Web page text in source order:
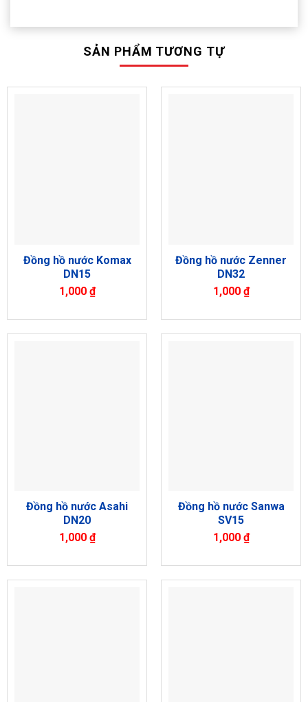
SẢN PHẨM TƯƠNG TỰ
Đồng hồ nước Komax
DN15
1,000 ₫
Đồng hồ nước Zenner
DN32
1,000 ₫
Đồng hồ nước Asahi
DN20
1,000 ₫
Đồng hồ nước Sanwa
SV15
1,000 ₫